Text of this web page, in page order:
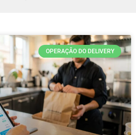
OPERAÇÃO DO DELIVERY